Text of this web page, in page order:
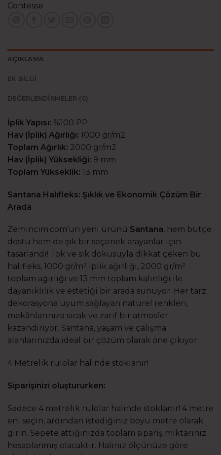
Contesse
AÇIKLAMA
EK BILGI
DEĞERLENDIRMELER (0)
İplik Yapısı: %100 PP
Hav (İplik) Ağırlığı: 1000 gr/m2
Toplam Ağırlık: 2000 gr/m2
Hav (İplik) Yüksekliği: 9 mm
Toplam Yükseklik: 13 mm
Santana Halıfleks: Şıklık ve Ekonomik Çözüm Bir
Arada
Zemincim.com’un yeni ürünü Santana, hem bütçe
dostu hem de şık bir seçenek arayanlar için
tasarlandı! Tok ve sık dokusuyla dikkat çeken bu
halıfleks, 1000 gr/m² iplik ağırlığı, 2000 gr/m²
toplam ağırlığı ve 13 mm toplam kalınlığı ile
dayanıklılık ve estetiği bir arada sunuyor. Her tarz
dekorasyona uyum sağlayan naturel renkleri,
mekânlarınıza sıcak ve zarif bir atmosfer
kazandırıyor. Santana, yaşam ve çalışma
alanlarınızda ideal bir çözüm olarak öne çıkıyor.
4 Metrelik rulolar halinde stoklanır!
Siparişinizi oluştururken:
Sadece 4 metrelik rulolar halinde stoklanır! 4 metre
eni seçin, ardından istediğiniz boyu metre olarak
girin. Sepete attığınızda toplam sipariş miktarınız
hesaplanmış olacaktır. Halınız ölçünüze göre